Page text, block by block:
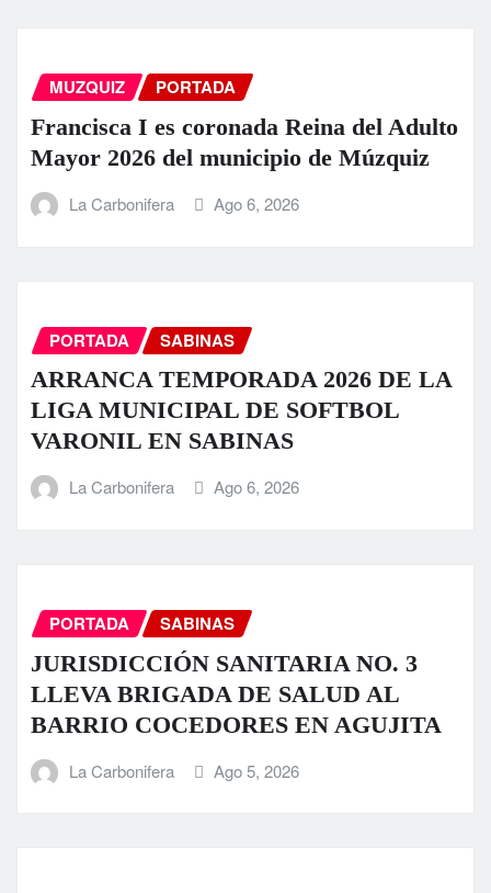
MUZQUIZ PORTADA
Francisca I es coronada Reina del Adulto
Mayor 2026 del municipio de Múzquiz
La Carbonifera Ago 6, 2026
PORTADA SABINAS
ARRANCA TEMPORADA 2026 DE LA
LIGA MUNICIPAL DE SOFTBOL
VARONIL EN SABINAS
La Carbonifera Ago 6, 2026
PORTADA SABINAS
JURISDICCIÓN SANITARIA NO. 3
LLEVA BRIGADA DE SALUD AL
BARRIO COCEDORES EN AGUJITA
La Carbonifera Ago 5, 2026